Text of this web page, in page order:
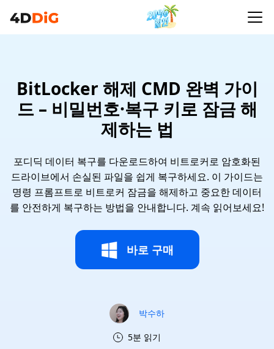
BitLocker 해제 CMD 완벽 가이
드 – 비밀번호·복구 키로 잠금 해
제하는 법
포디딕 데이터 복구를 다운로드하여 비트로커로 암호화된
드라이브에서 손실된 파일을 쉽게 복구하세요. 이 가이드는
명령 프롬프트로 비트로커 잠금을 해제하고 중요한 데이터
를 안전하게 복구하는 방법을 안내합니다. 계속 읽어보세요!
바로 구매
박수하
5분 읽기